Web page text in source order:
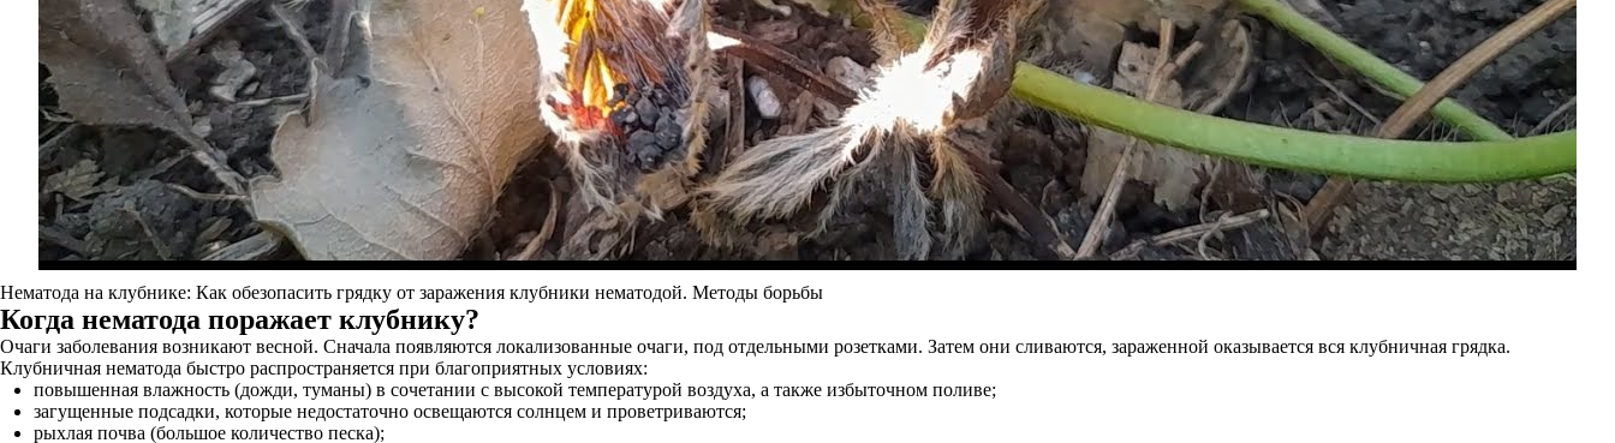
Нематода на клубнике: Как обезопасить грядку от заражения клубники нематодой. Методы борьбы
Когда нематода поражает клубнику?
Очаги заболевания возникают весной. Сначала появляются локализованные очаги, под отдельными розетками. Затем они сливаются, зараженной оказывается вся клубничная грядка.
Клубничная нематода быстро распространяется при благоприятных условиях:
повышенная влажность (дожди, туманы) в сочетании с высокой температурой воздуха, а также избыточном поливе;
загущенные подсадки, которые недостаточно освещаются солнцем и проветриваются;
рыхлая почва (большое количество песка);